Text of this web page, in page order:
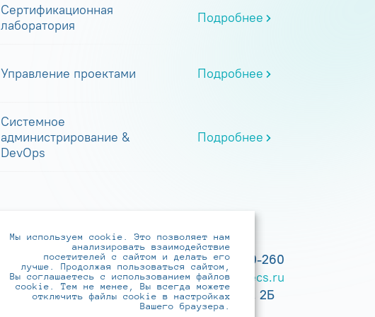
Сертификационная
лаборатория
Подробнее
Управление проектами Подробнее
Системное
администрирование &
DevOps
Подробнее
+7 (495) 737-6192, 8-800-250-0-260
practice@infotecs.ru ,hr@infotecs.ru
127273, г. Москва, Отрадная ул., 2Б
Мы используем cookie. Это позволяет нам
анализировать взаимодействие
посетителей с сайтом и делать его
лучше. Продолжая пользоваться сайтом,
Вы соглашаетесь с использованием файлов
cookie. Тем не менее, Вы всегда можете
отключить файлы cookie в настройках
Вашего браузера.